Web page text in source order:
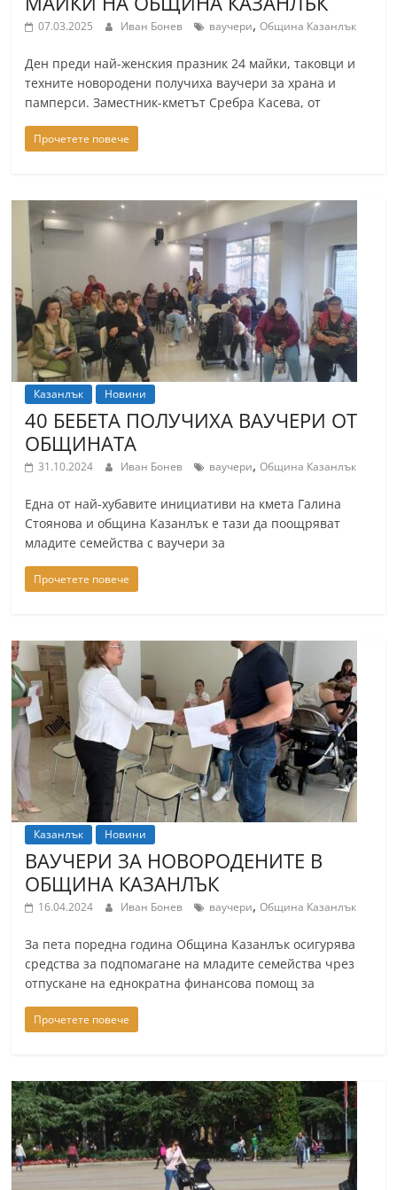
r
-
k
z
l
a
c
o
m
07.03.2025 Иван Бонев ваучери,Община Казанлък
Ден преди най-женския празник 24 майки, таковци и
техните новородени получиха ваучери за храна и
памперси. Заместник-кметът Сребра Касева, от
Прочетете повече
Казанлък Новини
40 БЕБЕТА ПОЛУЧИХА ВАУЧЕРИ ОТ
ОБЩИНАТА
31.10.2024 Иван Бонев ваучери,Община Казанлък
Една от най-хубавите инициативи на кмета Галина
Стоянова и община Казанлък е тази да поощряват
младите семейства с ваучери за
Прочетете повече
Казанлък Новини
ВАУЧЕРИ ЗА НОВОРОДЕНИТЕ В
ОБЩИНА КАЗАНЛЪК
16.04.2024 Иван Бонев ваучери,Община Казанлък
За пета поредна година Община Казанлък осигурява
средства за подпомагане на младите семейства чрез
отпускане на еднократна финансова помощ за
Прочетете повече